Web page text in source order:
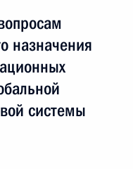
назначения
системы